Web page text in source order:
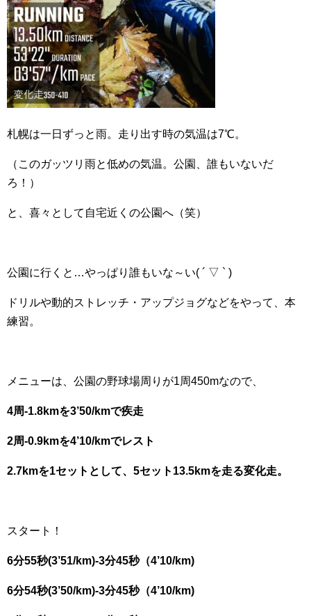
札幌は一日ずっと雨。走り出す時の気温は7℃。
（このガッツリ雨と低めの気温。公園、誰もいないだ
ろ！）
と、喜々として自宅近くの公園へ（笑）
公園に行くと…やっぱり誰もいな～い( ´ ▽ ` )
ドリルや動的ストレッチ・アップジョグなどをやって、本
練習。
メニューは、公園の野球場周りが1周450mなので、
4周-1.8kmを3’50/kmで疾走
2周-0.9kmを4’10/kmでレスト
2.7kmを1セットとして、5セット13.5kmを走る変化走。
スタート！
6分55秒(3’51/km)-3分45秒（4’10/km)
6分54秒(3’50/km)-3分45秒（4’10/km)